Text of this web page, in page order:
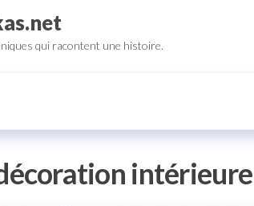
qui racontent une histoire.
intérieure